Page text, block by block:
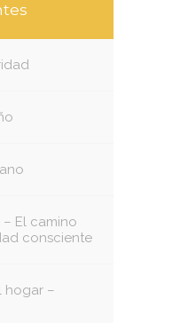
El camino
consciente
hogar –